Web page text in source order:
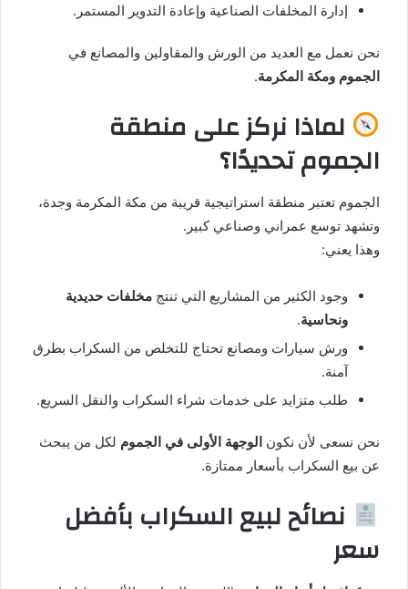
إدارة المخلفات الصناعية وإعادة التدوير المستمر.
نحن نعمل مع العديد من الورش والمقاولين والمصانع في
الجموم ومكة المكرمة.
لماذا نركز على منطقة
الجموم تحديدًا؟
الجموم تعتبر منطقة استراتيجية قريبة من مكة المكرمة وجدة،
وتشهد توسع عمراني وصناعي كبير.
وهذا يعني:
وجود الكثير من المشاريع التي تنتج مخلفات حديدية
ونحاسية.
ورش سيارات ومصانع تحتاج للتخلص من السكراب بطرق
آمنة.
طلب متزايد على خدمات شراء السكراب والنقل السريع.
نحن نسعى لأن نكون الوجهة الأولى في الجموم لكل من يبحث
عن بيع السكراب بأسعار ممتازة.
نصائح لبيع السكراب بأفضل
سعر